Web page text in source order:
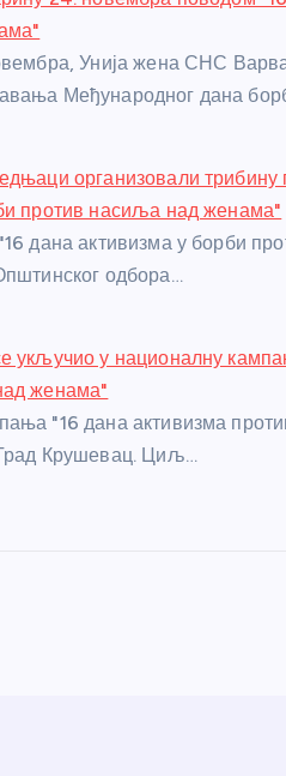
Унија жена СНС
Међународног дана
организовали
против насиља над женама"
дана активизма у борби
одбора…
укључио у националну
женама"
"16 дана активизма
Крушевац. Циљ…